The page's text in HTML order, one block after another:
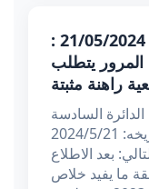
قرار تعقيبي عدد 49906 بتاريخ 21/05/2024 :
المرور يتطلب
راهنة مثبتة
السادسة
والعشرون عدد القرار : 49906 تاريخه: 2024/5/21
بعد الاطلاع
ما يفيد خلاص